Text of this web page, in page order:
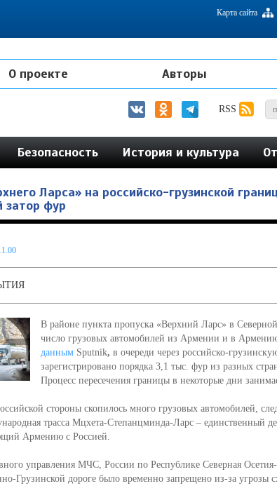
пространстве
Карта сайта
О проекте Авторы
RSS
Безопасность История и культура
Ларса» на российско-грузинской
затор фур
В районе пункта пропуска «Верхний Ларс» в
число грузовых автомобилей из Армении и в
даннымSputnik, в очереди через российско-
зарегистрировано порядка 3,1 тыс. фур из разных
Процесс пересечения границы в некоторые дни
стороны скопилось много грузовых автомобилей,
трасса Мцхета-Степанцминда-Ларс – единственный
Армению с Россией.
управления МЧС, России по Республике Северная
Грузинской дороге было временно запрещено из-за угрозы